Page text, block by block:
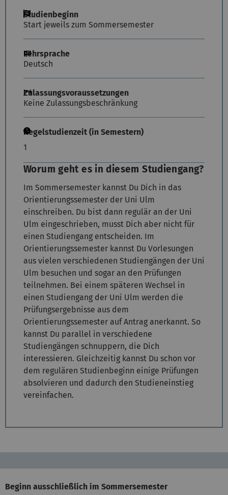
Worum geht es in diesem Studiengang?
Im Sommersemester kannst Du Dich in das
Orientierungssemester der Uni Ulm
einschreiben. Du bist dann regulär an der Uni
Ulm eingeschrieben, musst Dich aber nicht für
einen Studiengang entscheiden. Im
Orientierungssemester kannst Du Vorlesungen
aus vielen verschiedenen Studiengängen der Uni
Ulm besuchen und sogar an den Prüfungen
teilnehmen. Bei einem späteren Wechsel in
einen Studiengang der Uni Ulm werden die
Prüfungsergebnisse aus dem
Orientierungssemester auf Antrag anerkannt. So
kannst Du parallel in verschiedene
Studiengängen schnuppern, die Dich
interessieren. Gleichzeitig kannst Du schon vor
dem regulären Studienbeginn einige Prüfungen
absolvieren und dadurch den Studieneinstieg
vereinfachen.
Studienbeginn
Start jeweils zum Sommersemester
Lehrsprache
Deutsch
Zulassungsvoraussetzungen
Keine Zulassungsbeschränkung
Regelstudienzeit (in Semestern)
1
Beginn ausschließlich im Sommersemester